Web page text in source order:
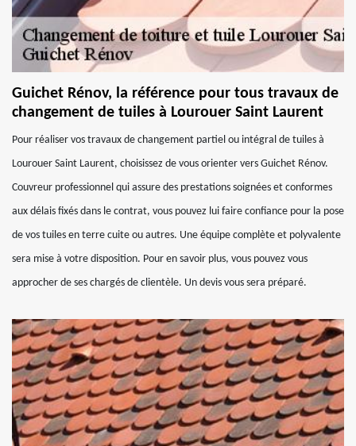
Guichet Rénov, la référence pour tous travaux de
changement de tuiles à Lourouer Saint Laurent
Pour réaliser vos travaux de changement partiel ou intégral de tuiles à
Lourouer Saint Laurent, choisissez de vous orienter vers Guichet Rénov.
Couvreur professionnel qui assure des prestations soignées et conformes
aux délais fixés dans le contrat, vous pouvez lui faire confiance pour la pose
de vos tuiles en terre cuite ou autres. Une équipe complète et polyvalente
sera mise à votre disposition. Pour en savoir plus, vous pouvez vous
approcher de ses chargés de clientèle. Un devis vous sera préparé.